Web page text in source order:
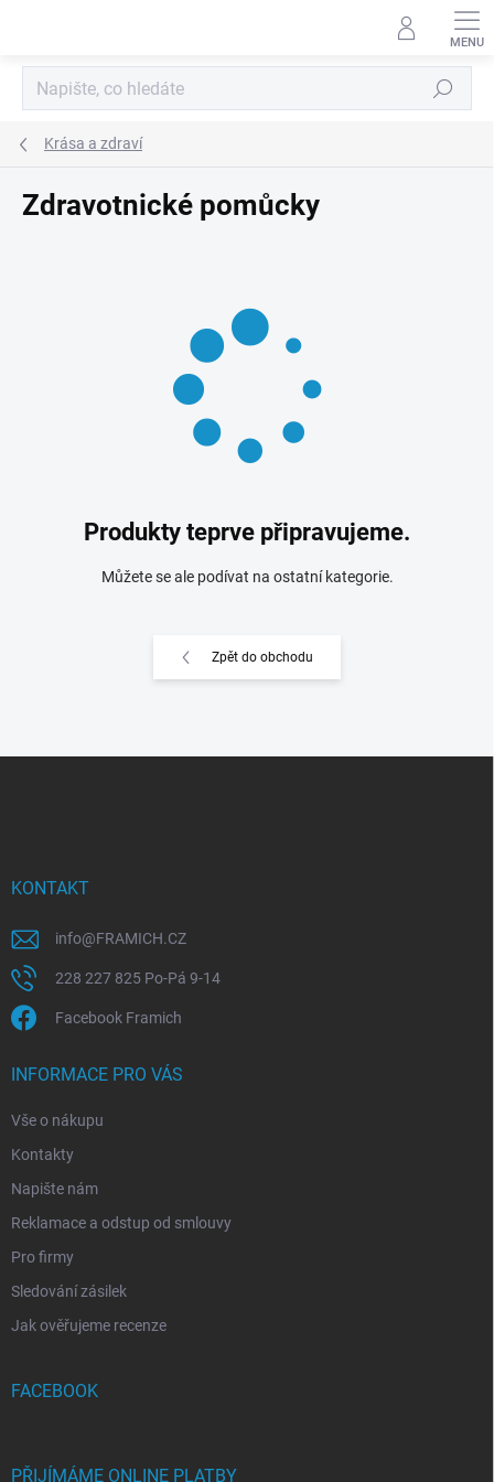
Hledat
Krása a zdraví
Zdravotnické pomůcky
Produkty teprve připravujeme.
Můžete se ale podívat na ostatní kategorie.
Zpět do obchodu
KONTAKT
info@FRAMICH.CZ
228 227 825 Po-Pá 9-14
Facebook Framich
INFORMACE PRO VÁS
Vše o nákupu
Kontakty
Napište nám
Reklamace a odstup od smlouvy
Pro firmy
Sledování zásilek
Jak ověřujeme recenze
FACEBOOK
PŘIJÍMÁME ONLINE PLATBY